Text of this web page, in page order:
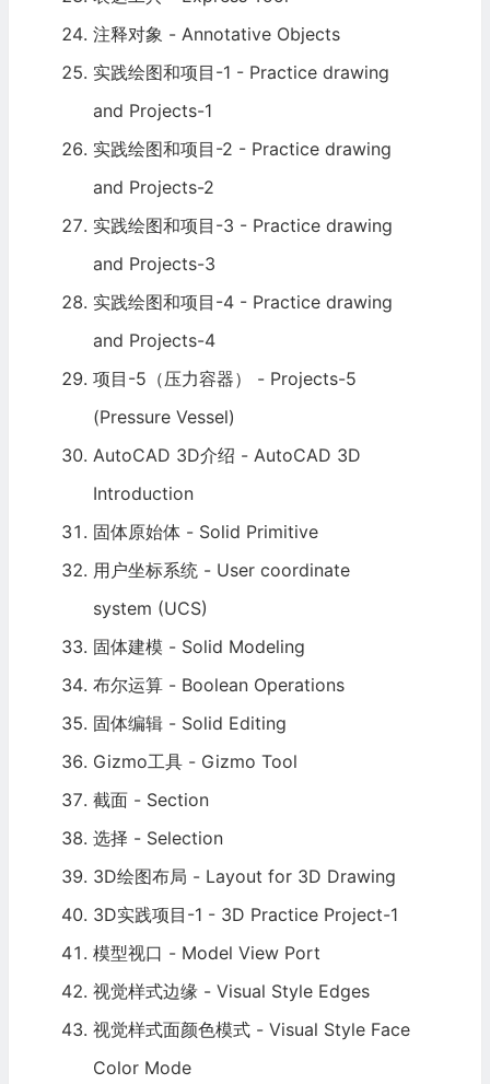
注释对象 - Annotative Objects
实践绘图和项目-1 - Practice drawing
and Projects-1
实践绘图和项目-2 - Practice drawing
and Projects-2
实践绘图和项目-3 - Practice drawing
and Projects-3
实践绘图和项目-4 - Practice drawing
and Projects-4
项目-5（压力容器） - Projects-5
(Pressure Vessel)
AutoCAD 3D介绍 - AutoCAD 3D
Introduction
固体原始体 - Solid Primitive
用户坐标系统 - User coordinate
system (UCS)
固体建模 - Solid Modeling
布尔运算 - Boolean Operations
固体编辑 - Solid Editing
Gizmo工具 - Gizmo Tool
截面 - Section
选择 - Selection
3D绘图布局 - Layout for 3D Drawing
3D实践项目-1 - 3D Practice Project-1
模型视口 - Model View Port
视觉样式边缘 - Visual Style Edges
视觉样式面颜色模式 - Visual Style Face
Color Mode